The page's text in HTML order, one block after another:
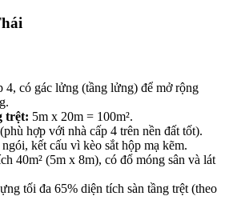
4, có gác lửng (tầng lửng) để mở rộng
trệt: 5m x 20m = 100m².
hợp với nhà cấp 4 trên nền đất tốt).
kết cấu vì kèo sắt hộp mạ kẽm.
40m² (5m x 8m), có đổ móng sân và lát
tối đa 65% diện tích sàn tầng trệt (theo